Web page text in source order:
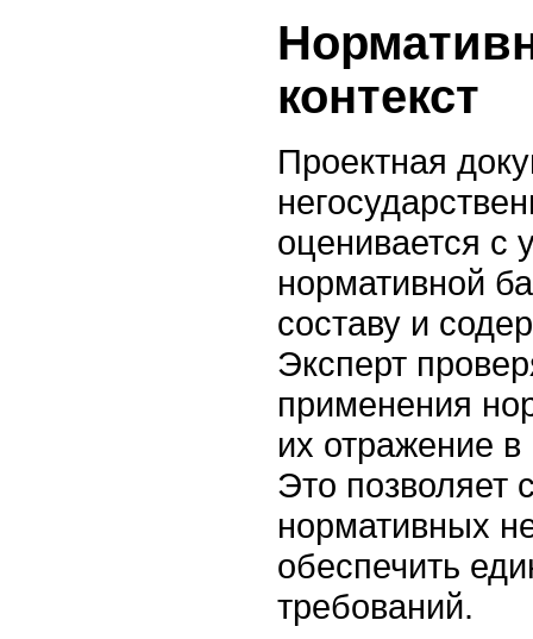
контекст
Проектная
оценивается с
нормативной
составу и
Эксперт
применения
их отражение
Это позволяет
нормативных
обеспечить
требований.